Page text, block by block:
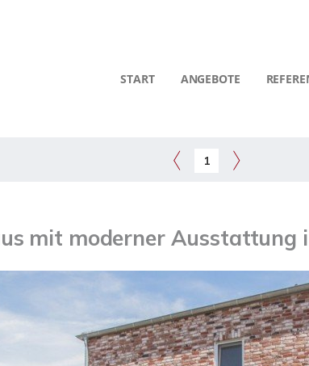
START ANGEBOTE
1
mit moderner Ausstattung